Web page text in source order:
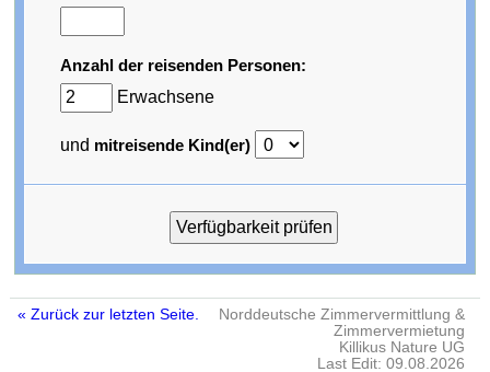
Anzahl der reisenden Personen:
Erwachsene
und mitreisende Kind(er)
« Zurück zur letzten Seite.
Norddeutsche Zimmervermittlung &
Zimmervermietung
Killikus Nature UG
Last Edit: 09.08.2026